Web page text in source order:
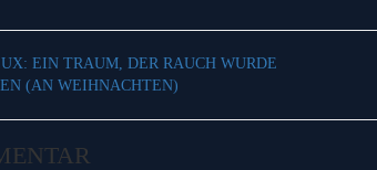
EIN TRAUM, DER RAUCH WURDE
(AN WEIHNACHTEN)